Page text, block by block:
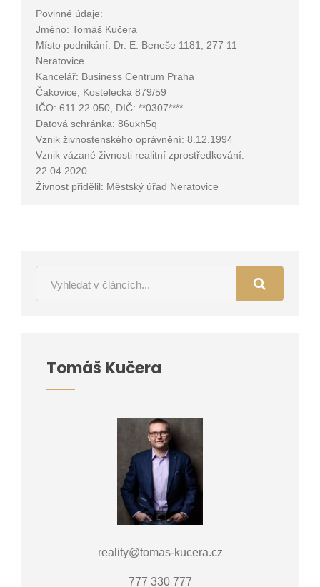
Povinné údaje:
Jméno: Tomáš Kučera
Místo podnikání: Dr. E. Beneše 1181, 277 11
Neratovice
Kancelář: Business Centrum Praha
Čakovice, Kostelecká 879/59
IČO: 611 22 050, DIČ: **0307****
Datová schránka: 86uxh5q
Vznik živnostenského oprávnění: 8.12.1994
Vznik vázané živnosti realitní zprostředkování:
22.04.2020
Živnost přidělil: Městský úřad Neratovice
Tomáš Kučera
reality@tomas-kucera.cz
777 330 777